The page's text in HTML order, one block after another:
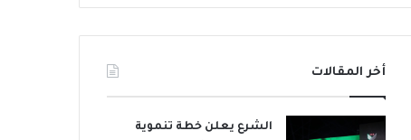
أخر المقالات
الشرع يعلن خطة تنموية